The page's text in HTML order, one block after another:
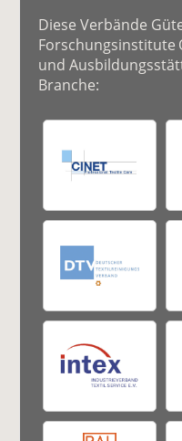
Diese Verbände
Forschungsinstitute
und
Branche: